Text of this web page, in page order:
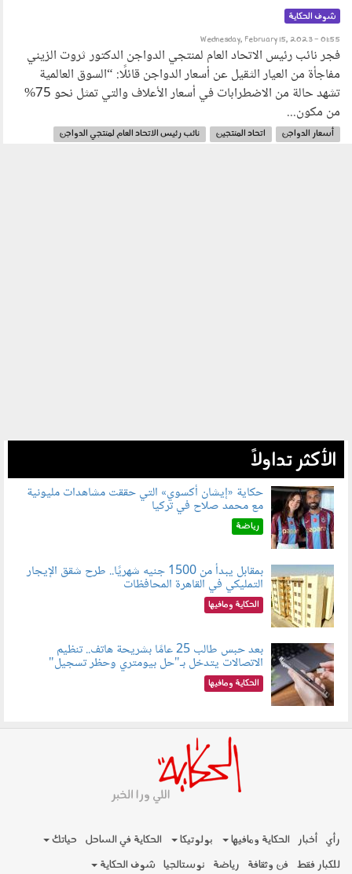
شوف الحكاية
Wednesday, February 15, 2023 - 01:55
فجر نائب رئيس الاتحاد العام لمنتجي الدواجن الدكتور ثروت الزيني
مفاجأة من العيار الثقيل عن أسعار الدواجن قائلًا: “السوق العالمية
تشهد حالة من الاضطرابات في أسعار الأعلاف والتي تمثل نحو 75%
من مكون...
أسعار الدواجن اتحاد المنتجين
نائب رئيس الاتحاد العام لمنتجي الدواجن
الأكثر تداولاً
080802.jpg
حكاية «إيشان أكسوي» التي حققت مشاهدات مليونية
مع محمد صلاح في تركيا
رياضة
080801.jpg
بمقابل يبدأ من 1500 جنيه شهريًا.. طرح شقق الإيجار
التمليكي في القاهرة المحافظات
الحكاية ومافيها
080803.jpg
بعد حبس طالب 25 عامًا بشريحة هاتف.. تنظيم
الاتصالات يتدخل بـ"حل بيومتري وحظر تسجيل"
الحكاية ومافيها
رأي أخبار الحكاية ومافيها بولوتيكا الحكاية في الساحل
حياتك
للكبار فقط فن وثقافة رياضة نوستالجيا شوف الحكاية